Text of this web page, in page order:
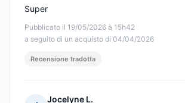
Pubblicato il 19/05/2026 à 15h42
a seguito di un acquisto di 04/04/2026
Super
Recensione tradotta
Jocelyne L.